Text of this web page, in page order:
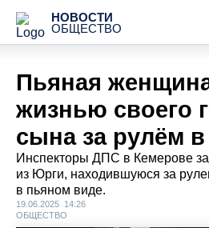
НОВОСТИ
ОБЩЕСТВО
Пьяная
жизнью своего
сына за рулём
Инспекторы ДПС в Кемерове
из Юрги, находившуюся за
в пьяном виде.
19.06.2025 14:26
ОБЩЕСТВО